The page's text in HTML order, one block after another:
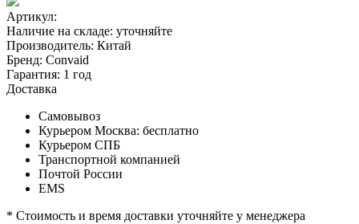
Артикул:
Наличие на складе: уточняйте
Производитель: Китай
Бренд: Convaid
Гарантия: 1 год
Доставка
Самовывоз
Курьером Москва: бесплатно
Курьером СПБ
Транспортной компанией
Почтой России
EMS
* Стоимость и время доставки уточняйте у менеджера